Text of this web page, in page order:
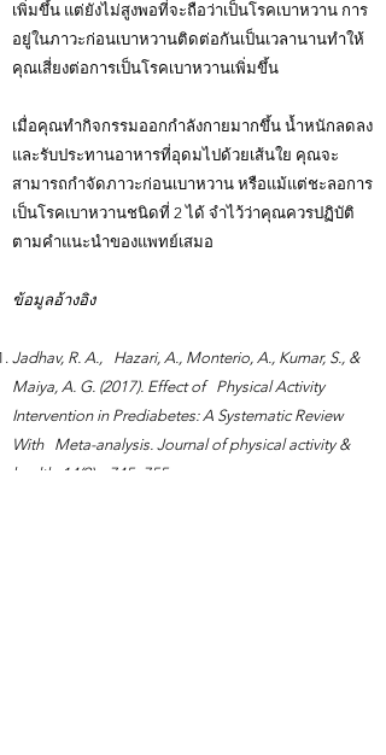
เพิ่มขึ้น แต่ยังไม่สูงพอที่จะถือว่าเป็นโรคเบาหวาน การ
อยู่ในภาวะก่อนเบาหวานติดต่อกันเป็นเวลานานทำให้
คุณเสี่ยงต่อการเป็นโรคเบาหวานเพิ่มขึ้น
เมื่อคุณทำกิจกรรมออกกำลังกายมากขึ้น น้ำหนักลดลง
และรับประทานอาหารที่อุดมไปด้วยเส้นใย คุณจะ
สามารถกำจัดภาวะก่อนเบาหวาน หรือแม้แต่ชะลอการ
เป็นโรคเบาหวานชนิดที่ 2 ได้ จำไว้ว่าคุณควรปฏิบัติ
ตามคำแนะนำของแพทย์เสมอ
ข้อมูลอ้างอิง
Jadhav, R. A., Hazari, A., Monterio, A., Kumar, S., &
Maiya, A. G. (2017). Effect of Physical Activity
Intervention in Prediabetes: A Systematic Review
With Meta-analysis. Journal of physical activity &
health, 14(9), 745–755.